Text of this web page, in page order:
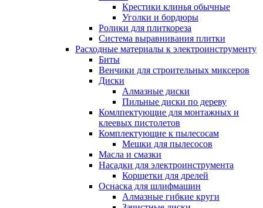
Крестики клинья обычные
Уголки и бордюры
Ролики для плиткореза
Система выравнивания плитки
Расходные материалы к электроинструменту
Биты
Венчики для строительных миксеров
Диски
Алмазные диски
Пильные диски по дереву
Комлпектующие для монтажных и
клеевых пистолетов
Комплектующие к пылесосам
Мешки для пылесосов
Масла и смазки
Насадки для электроинструмента
Корщетки для дрелей
Оснаска для шлифмашин
Алмазные гибкие круги